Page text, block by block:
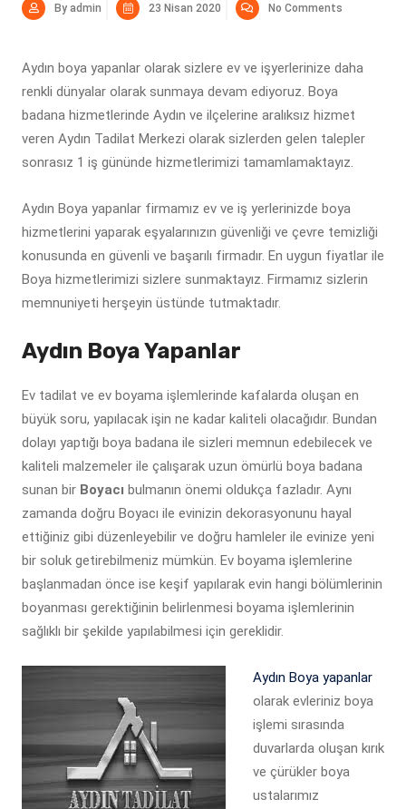
By admin 23 Nisan 2020 No Comments
Aydın boya yapanlar olarak sizlere ev ve işyerlerinize daha
renkli dünyalar olarak sunmaya devam ediyoruz. Boya
badana hizmetlerinde Aydın ve ilçelerine aralıksız hizmet
veren Aydın Tadilat Merkezi olarak sizlerden gelen talepler
sonrasız 1 iş gününde hizmetlerimizi tamamlamaktayız.
Aydın Boya yapanlar firmamız ev ve iş yerlerinizde boya
hizmetlerini yaparak eşyalarınızın güvenliği ve çevre temizliği
konusunda en güvenli ve başarılı firmadır. En uygun fiyatlar ile
Boya hizmetlerimizi sizlere sunmaktayız. Firmamız sizlerin
memnuniyeti herşeyin üstünde tutmaktadır.
Aydın Boya Yapanlar
Ev tadilat ve ev boyama işlemlerinde kafalarda oluşan en
büyük soru, yapılacak işin ne kadar kaliteli olacağıdır. Bundan
dolayı yaptığı boya badana ile sizleri memnun edebilecek ve
kaliteli malzemeler ile çalışarak uzun ömürlü boya badana
sunan bir Boyacı bulmanın önemi oldukça fazladır. Aynı
zamanda doğru Boyacı ile evinizin dekorasyonunu hayal
ettiğiniz gibi düzenleyebilir ve doğru hamleler ile evinize yeni
bir soluk getirebilmeniz mümkün. Ev boyama işlemlerine
başlanmadan önce ise keşif yapılarak evin hangi bölümlerinin
boyanması gerektiğinin belirlenmesi boyama işlemlerinin
sağlıklı bir şekilde yapılabilmesi için gereklidir.
Aydın Boya yapanlar
olarak evleriniz boya
işlemi sırasında
duvarlarda oluşan kırık
ve çürükler boya
ustalarımız